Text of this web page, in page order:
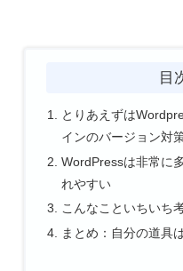
目
とりあえずは
インのバージョン対
WordPressは非常に
れやすい
こんなこといちいち
まとめ：自分の道具